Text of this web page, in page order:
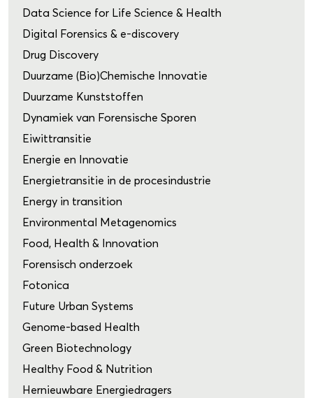
Data Science for Life Science & Health
Digital Forensics & e-discovery
Drug Discovery
Duurzame (Bio)Chemische Innovatie
Duurzame Kunststoffen
Dynamiek van Forensische Sporen
Eiwittransitie
Energie en Innovatie
Energietransitie in de procesindustrie
Energy in transition
Environmental Metagenomics
Food, Health & Innovation
Forensisch onderzoek
Fotonica
Future Urban Systems
Genome-based Health
Green Biotechnology
Healthy Food & Nutrition
Hernieuwbare Energiedragers